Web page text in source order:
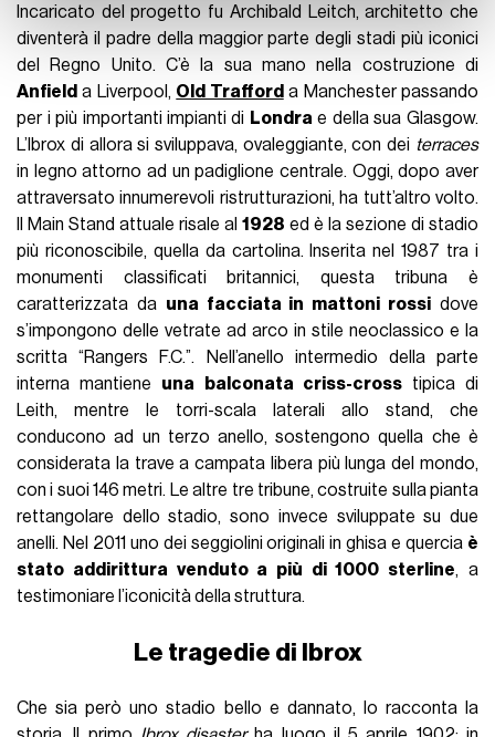
con altre informazioni che ha fornito loro o che hanno
raccolto dal suo utilizzo dei loro servizi.
Incaricato del progetto fu Archibald Leitch, architetto che
diventerà il padre della maggior parte degli stadi più iconici
del Regno Unito. C’è la sua mano nella costruzione di
Anfield a Liverpool, Old Trafford a Manchester passando
per i più importanti impianti di Londra e della sua Glasgow.
L’Ibrox di allora si sviluppava, ovaleggiante, con dei terraces
in legno attorno ad un padiglione centrale. Oggi, dopo aver
attraversato innumerevoli ristrutturazioni, ha tutt’altro volto.
Il Main Stand attuale risale al 1928 ed è la sezione di stadio
più riconoscibile, quella da cartolina. Inserita nel 1987 tra i
monumenti classificati britannici, questa tribuna è
caratterizzata da una facciata in mattoni rossi dove
s’impongono delle vetrate ad arco in stile neoclassico e la
scritta “Rangers F.C.”. Nell’anello intermedio della parte
interna mantiene una balconata criss-crosstipica di
Leith, mentre le torri-scala laterali allo stand, che
conducono ad un terzo anello, sostengono quella che è
considerata la trave a campata libera più lunga del mondo,
con i suoi 146 metri. Le altre tre tribune, costruite sulla pianta
rettangolare dello stadio, sono invece sviluppate su due
anelli. Nel 2011 uno dei seggiolini originali in ghisa e quercia è
stato addirittura venduto a più di 1000 sterline, a
testimoniare l’iconicità della struttura.
Le tragedie di Ibrox
Che sia però uno stadio bello e dannato, lo racconta la